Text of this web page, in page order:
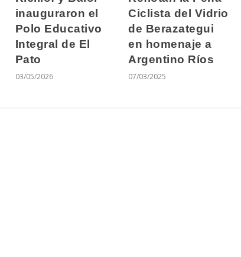
inauguraron el
Polo Educativo
Integral de El
Pato
03/05/2026
Ciclista del Vidrio
de Berazategui
en homenaje a
Argentino Ríos
07/03/2025